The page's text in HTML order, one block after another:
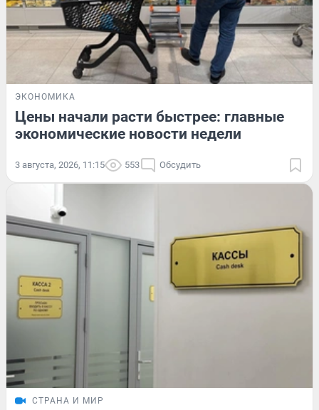
ЭКОНОМИКА
Цены начали расти быстрее: главные
экономические новости недели
3 августа, 2026, 11:15 553 Обсудить
СТРАНА И МИР